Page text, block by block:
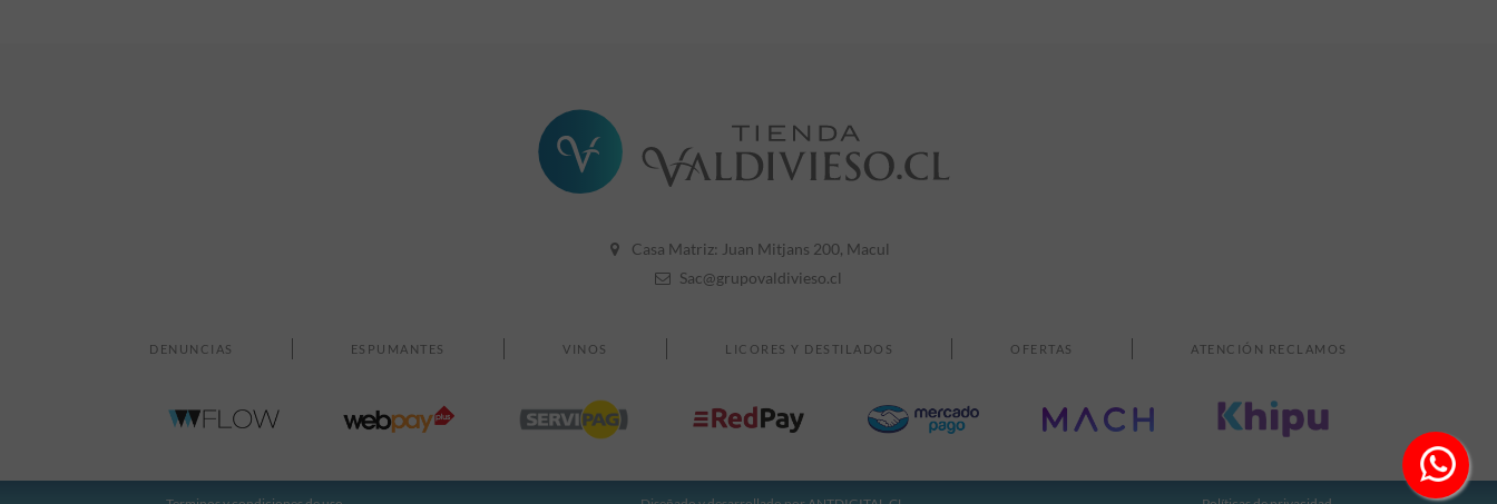
Casa Matriz: Juan Mitjans 200, Macul
Sac@grupovaldivieso.cl
DENUNCIAS ESPUMANTES VINOS LICORES Y DESTILADOS OFERTAS ATENCIÓN RECLAMOS